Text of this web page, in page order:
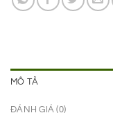
MÔ TẢ
ĐÁNH GIÁ (0)